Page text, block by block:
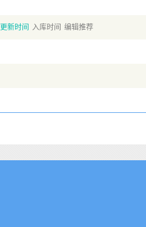
更新时间 入库时间 编辑推荐